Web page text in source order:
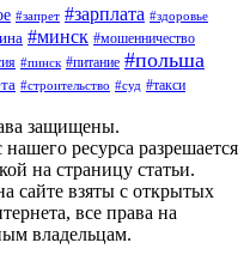
#запрет #зарплата #здоровье
#минск #мошенничество
#пинск #питание #польша
#строительство #суд #такси
защищены.
ресурса разрешается
на страницу статьи.
сайте взяты с открытых
все права на
владельцам.